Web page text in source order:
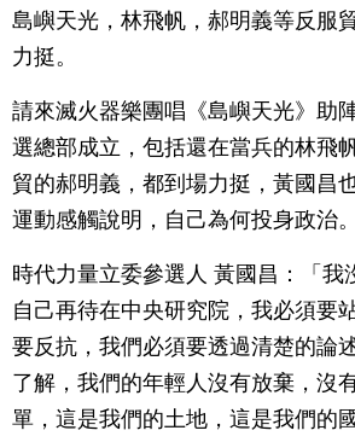
島嶼天光，林飛帆，郝明義等反服
力挺。
請來滅火器樂團唱《島嶼天光》助
選總部成立，包括還在當兵的林飛
貿的郝明義，都到場力挺，黃國昌
運動感觸說明，自己為何投身政治。
時代力量立委參選人 黃國昌：「我
自己再待在中央研究院，我必須要
要反抗，我們必須要透過清楚的論
了解，我們的年輕人沒有放棄，沒
單，這是我們的土地，這是我們的